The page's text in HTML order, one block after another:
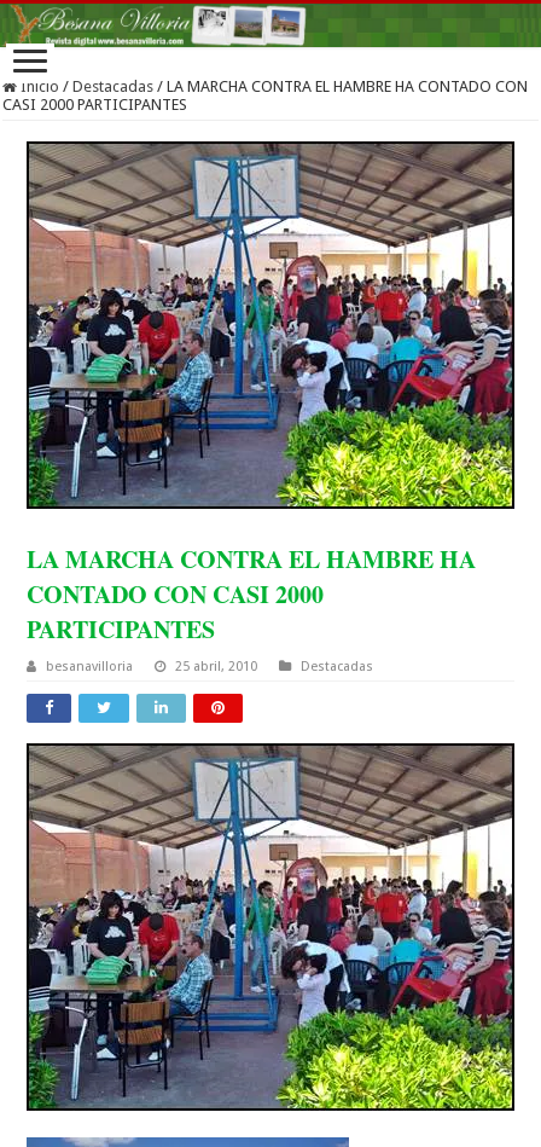
Inicio / Destacadas / LA MARCHA CONTRA EL HAMBRE HA CONTADO CON
CASI 2000 PARTICIPANTES
LA MARCHA CONTRA EL HAMBRE HA
CONTADO CON CASI 2000
PARTICIPANTES
besanavilloria 25 abril, 2010 Destacadas